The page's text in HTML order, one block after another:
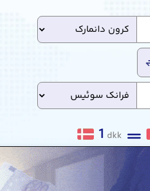
1 dkk